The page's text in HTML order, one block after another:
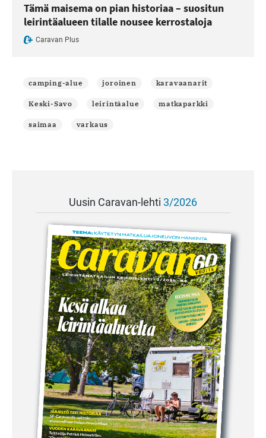
Tämä maisema on pian historiaa – suositun
leirintäalueen tilalle nousee kerrostaloja
Caravan Plus
camping-alue joroinen karavaanarit
Keski-Savo leirintäalue matkaparkki
saimaa varkaus
Uusin Caravan-lehti 3/2026